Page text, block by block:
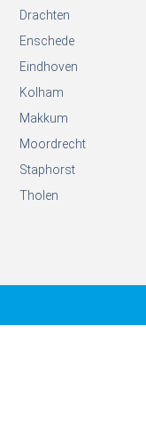
Drachten
Enschede
Eindhoven
Kolham
Makkum
Moordrecht
Staphorst
Tholen